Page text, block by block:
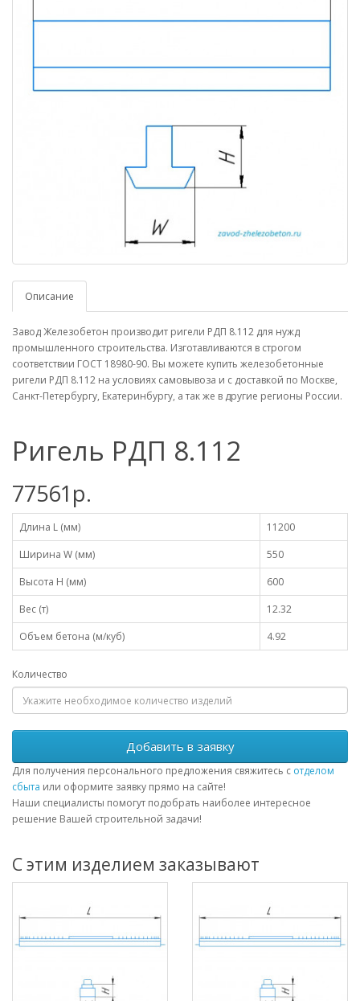
Описание
Завод Железобетон производит ригели РДП 8.112 для нужд
промышленного строительства. Изготавливаются в строгом
соответствии ГОСТ 18980-90. Вы можете купить железобетонные
ригели РДП 8.112 на условиях самовывоза и с доставкой по Москве,
Санкт-Петербургу, Екатеринбургу, а так же в другие регионы России.
Ригель РДП 8.112
77561р.
Длина L (мм)
11200
Ширина W (мм)
550
Высота H (мм)
600
Вес (т)
12.32
Объем бетона (м/куб)
4.92
Количество
Добавить в заявку
Для получения персонального предложения свяжитесь с отделом
сбыта или оформите заявку прямо на сайте!
Наши специалисты помогут подобрать наиболее интересное
решение Вашей строительной задачи!
С этим изделием заказывают